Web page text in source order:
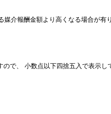
介報酬金額より高くなる場合が有
で、 小数点以下四捨五入で表示し